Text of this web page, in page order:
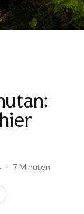
· 7 Minuten